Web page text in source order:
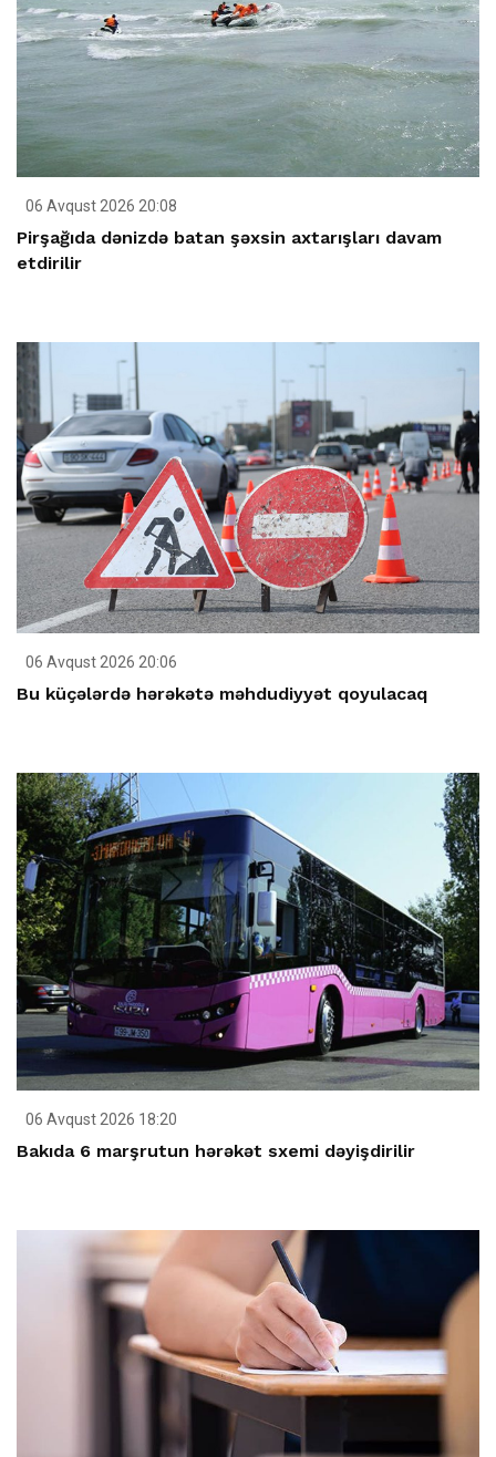
06 Avqust 2026 20:08
Pirşağıda dənizdə batan şəxsin axtarışları davam
etdirilir
06 Avqust 2026 20:06
Bu küçələrdə hərəkətə məhdudiyyət qoyulacaq
06 Avqust 2026 18:20
Bakıda 6 marşrutun hərəkət sxemi dəyişdirilir